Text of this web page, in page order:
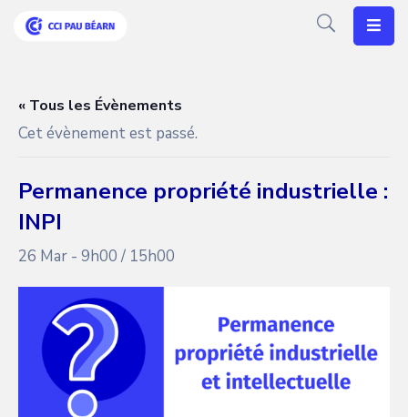
CCI
Vos
Agenda
Nos
Solutions
« Tous les Évènements
Cet évènement est passé.
Permanence propriété industrielle :
INPI
26 Mar - 9h00/ 15h00